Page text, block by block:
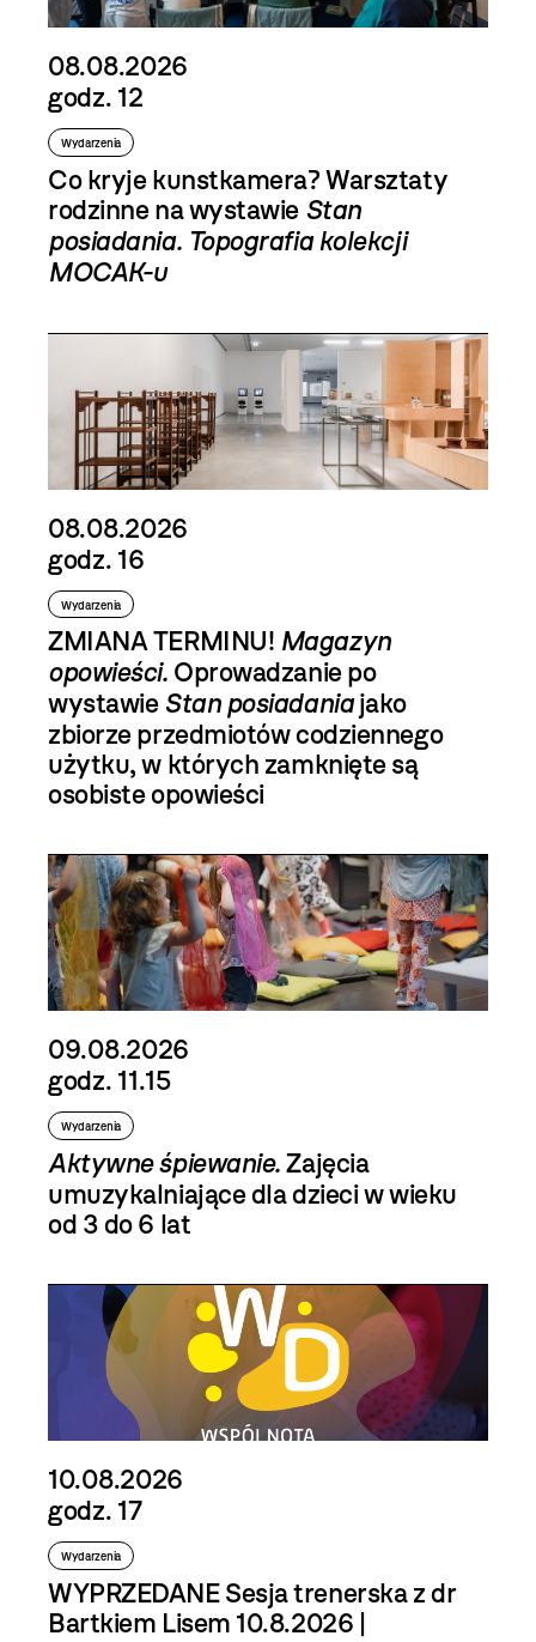
08.08.2026
godz. 12
Wydarzenia
Co kryje kunstkamera? Warsztaty
rodzinne na wystawie Stan
posiadania. Topografia kolekcji
MOCAK-u
08.08.2026
godz. 16
Wydarzenia
ZMIANA TERMINU! Magazyn
opowieści. Oprowadzanie po
wystawie Stan posiadaniajako
zbiorze przedmiotów codziennego
użytku, w których zamknięte są
osobiste opowieści
09.08.2026
godz. 11.15
Wydarzenia
Aktywne śpiewanie.Zajęcia
umuzykalniające dla dzieci w wieku
od 3 do 6 lat
10.08.2026
godz. 17
Wydarzenia
WYPRZEDANE Sesja trenerska z dr
Bartkiem Lisem 10.8.2026 |